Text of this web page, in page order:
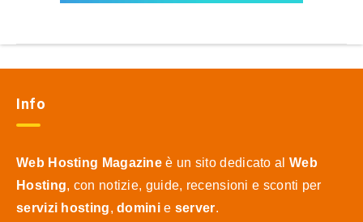
Info
Web Hosting Magazine è un sito dedicato al Web
Hosting, con notizie, guide, recensioni e sconti per
servizi hosting,dominie server.